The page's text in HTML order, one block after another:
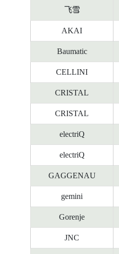
飞雪
AKAI
Baumatic
CELLINI
CRISTAL
CRISTAL
electriQ
electriQ
GAGGENAU
gemini
Gorenje
JNC